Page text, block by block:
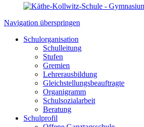
Navigation überspringen
Schulorganisation
Schulleitung
Stufen
Gremien
Lehrerausbildung
Gleichstellungsbeauftragte
Organigramm
Schulsozialarbeit
Beratung
Schulprofil